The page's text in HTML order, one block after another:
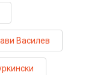
Василев